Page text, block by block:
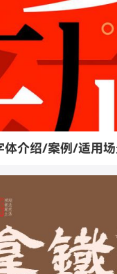
体介绍/案例/适用